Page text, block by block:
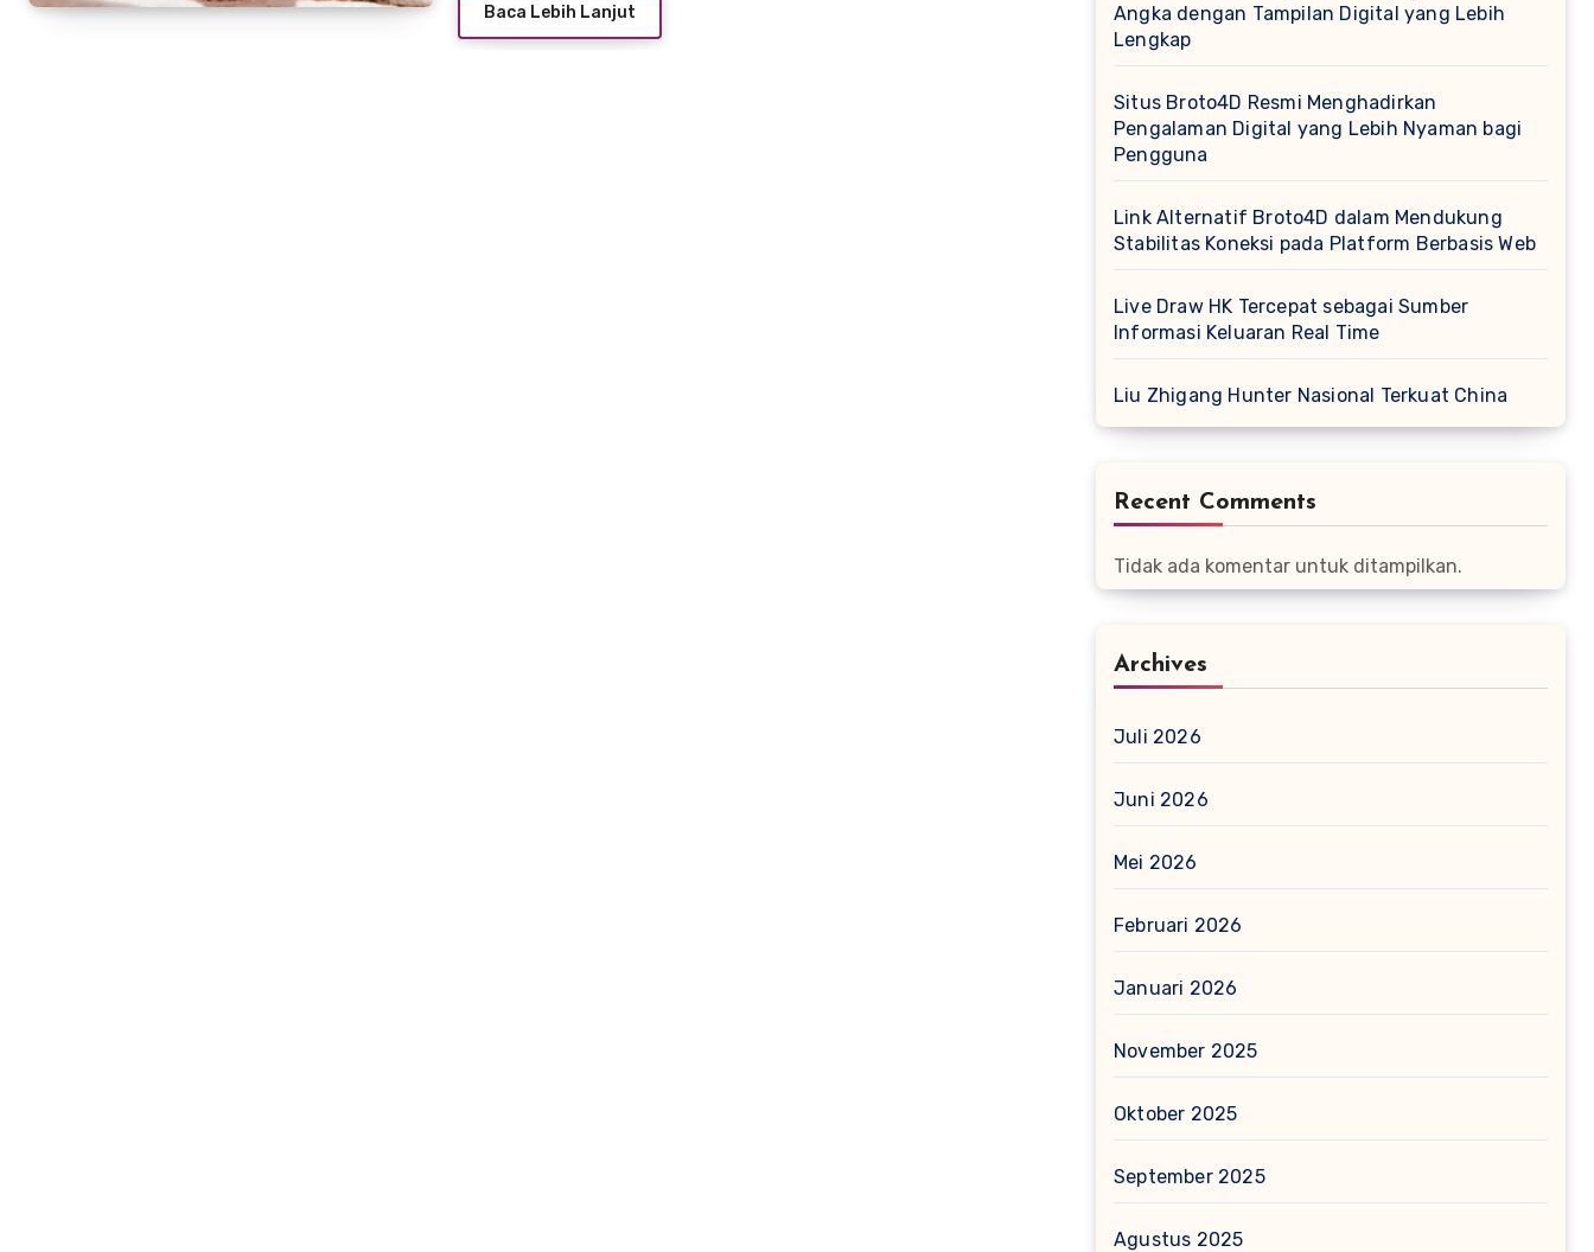
Baca Lebih Lanjut
Angka dengan Tampilan Digital yang Lebih
Lengkap
Situs Broto4D Resmi Menghadirkan
Pengalaman Digital yang Lebih Nyaman bagi
Pengguna
Link Alternatif Broto4D dalam Mendukung
Stabilitas Koneksi pada Platform Berbasis Web
Live Draw HK Tercepat sebagai Sumber
Informasi Keluaran Real Time
Liu Zhigang Hunter Nasional Terkuat China
Recent Comments
Tidak ada komentar untuk ditampilkan.
Archives
Juli 2026
Juni 2026
Mei 2026
Februari 2026
Januari 2026
November 2025
Oktober 2025
September 2025
Agustus 2025